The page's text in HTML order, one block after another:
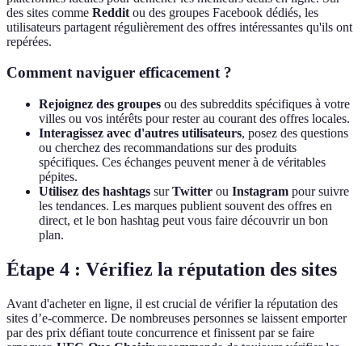
des sites comme Reddit ou des groupes Facebook dédiés, les
utilisateurs partagent régulièrement des offres intéressantes qu'ils ont
repérées.
Comment naviguer efficacement ?
Rejoignez des groupes ou des subreddits spécifiques à votre
villes ou vos intérêts pour rester au courant des offres locales.
Interagissez avec d'autres utilisateurs, posez des questions
ou cherchez des recommandations sur des produits
spécifiques. Ces échanges peuvent mener à de véritables
pépites.
Utilisez des hashtags surTwitter ou Instagram pour suivre
les tendances. Les marques publient souvent des offres en
direct, et le bon hashtag peut vous faire découvrir un bon
plan.
Étape 4 : Vérifiez la réputation des sites
Avant d'acheter en ligne, il est crucial de vérifier la réputation des
sites d’e-commerce. De nombreuses personnes se laissent emporter
par des prix défiant toute concurrence et finissent par se faire